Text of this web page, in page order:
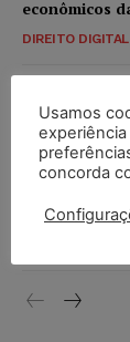
econômicos
DIREITO DIGITAL
invioláveis
NOTÍCIAS 06/
STF inicia
proibição
Usamos
concorda